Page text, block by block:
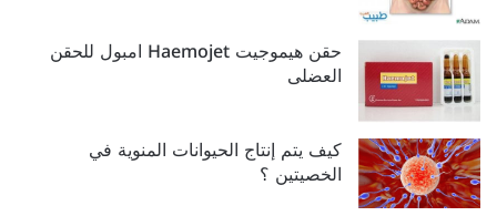
حقن هيموجيت Haemojet امبول للحقن
العضلى
كيف يتم إنتاج الحيوانات المنوية في
الخصيتين ؟